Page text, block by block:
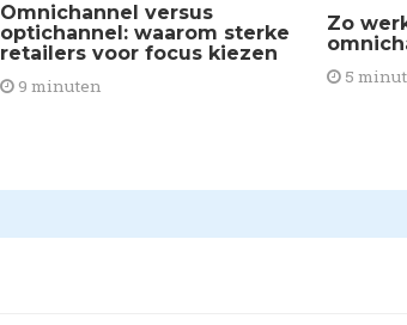
Omnichannel versus
optichannel: waarom sterke
retailers voor focus kiezen
9 minuten
Zo
5